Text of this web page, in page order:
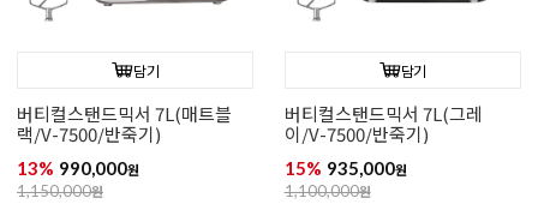
담기
버티컬스탠드믹서 7L(매트블
랙/V-7500/반죽기)
13% 990,000원
1,150,000원
담기
버티컬스탠드믹서 7L(그레
이/V-7500/반죽기)
15% 935,000원
1,100,000원